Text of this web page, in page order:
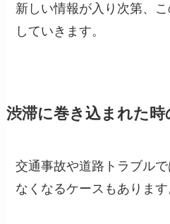
新しい情報が入り次第、
していきます。
渋滞に巻き込まれた時
交通事故や道路トラブル
なくなるケースもあります